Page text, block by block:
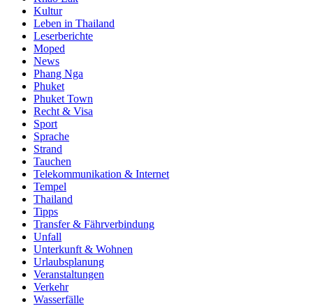
Kultur
Leben in Thailand
Leserberichte
Moped
News
Phang Nga
Phuket
Phuket Town
Recht & Visa
Sport
Sprache
Strand
Tauchen
Telekommunikation & Internet
Tempel
Thailand
Tipps
Transfer & Fährverbindung
Unfall
Unterkunft & Wohnen
Urlaubsplanung
Veranstaltungen
Verkehr
Wasserfälle